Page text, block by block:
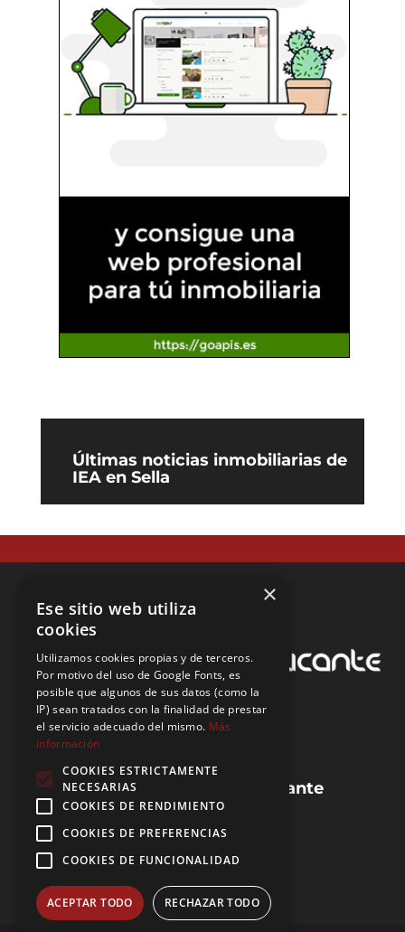
Últimas noticias inmobiliarias de
IEA en Sella
Guias de la provincia de Alicante
Preguntas frecuentes (FAQ)
Blog de IEA
Agencias de IEA
×
Ese sitio web utiliza
cookies
Utilizamos cookies propias y de terceros.
Por motivo del uso de Google Fonts, es
posible que algunos de sus datos (como la
IP) sean tratados con la finalidad de prestar
el servicio adecuado del mismo. Más
información
COOKIES ESTRICTAMENTE
NECESARIAS
COOKIES DE RENDIMIENTO
COOKIES DE PREFERENCIAS
COOKIES DE FUNCIONALIDAD
ACEPTAR TODO RECHAZAR TODO